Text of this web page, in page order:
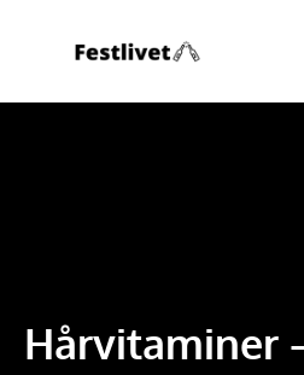
Hårvitaminer